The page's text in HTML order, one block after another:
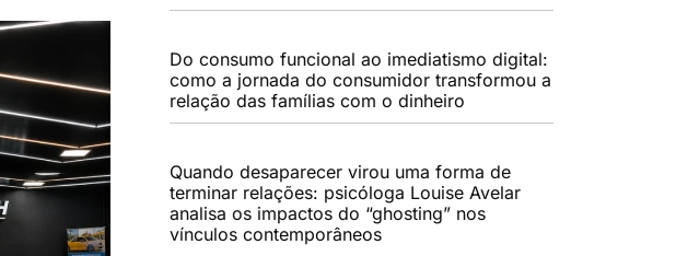
Do consumo funcional ao imediatismo digital:
como a jornada do consumidor transformou a
relação das famílias com o dinheiro
Quando desaparecer virou uma forma de
terminar relações: psicóloga Louise Avelar
analisa os impactos do “ghosting” nos
vínculos contemporâneos